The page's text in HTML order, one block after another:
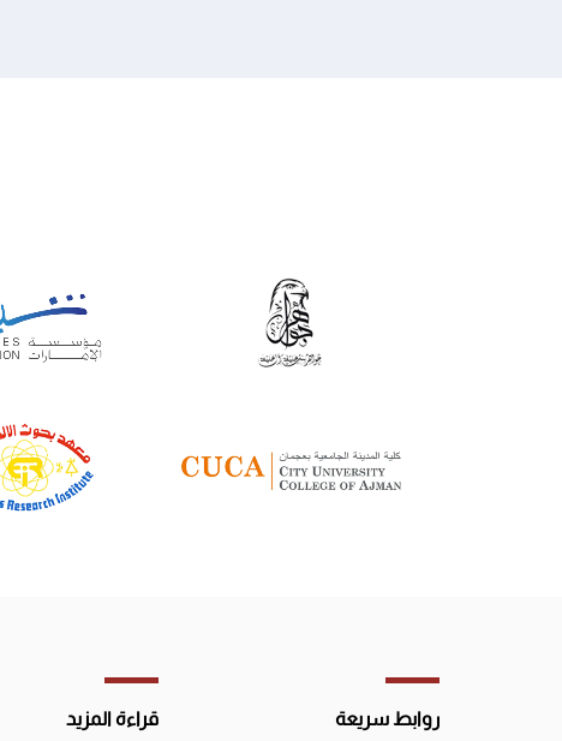
روابط سريعة قراءة المزيد